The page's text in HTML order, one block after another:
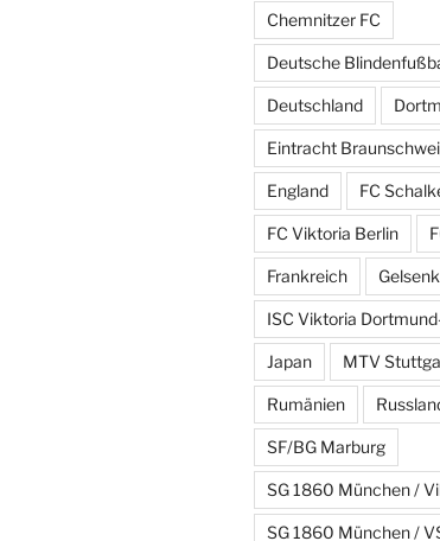
Chemnitzer FC
Deutsche
Deutschland
Eintracht
England FC
FC Viktoria Berlin
Frankreich
ISC Viktoria
Japan MTV
Rumänien
SF/BG Marburg
SG 1860 München /
SG 1860 München /